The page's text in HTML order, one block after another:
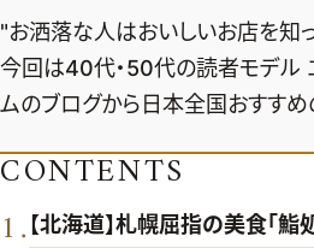
ダイエット
50代健康のお悩み
住まい
旅行＆グルメ
50代のお悩み
エクラ 華組ランキング
チームJマダムメンバー一覧
チームJマダムランキング
チームJマダム特集
編集長コラム
あら、素敵☆ 手帖
占い
イヴルルド遙華の12星座占い
スペシャル占い
試し読み
エクラ通販
"お洒落な人はおいしいお店を知っ
今回は40代・50代の読者モデル
ムのブログから日本全国おすすめ
CONTENTS
1 . 【北海道】札幌屈指の美食「鮨